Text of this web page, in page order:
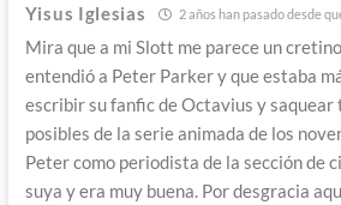
Yisus Iglesias 2 años han pasado desde
Mira que a mi Slott me parece un
entendió a Peter Parker y que estaba
escribir su fanfic de Octavius y saquear
posibles de la serie animada de los
Peter como periodista de la sección de
suya y era muy buena. Por desgracia